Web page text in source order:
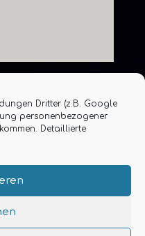
Dritter (z.B. Google
personenbezogener
Detaillierte
Group GmbH
Impressum